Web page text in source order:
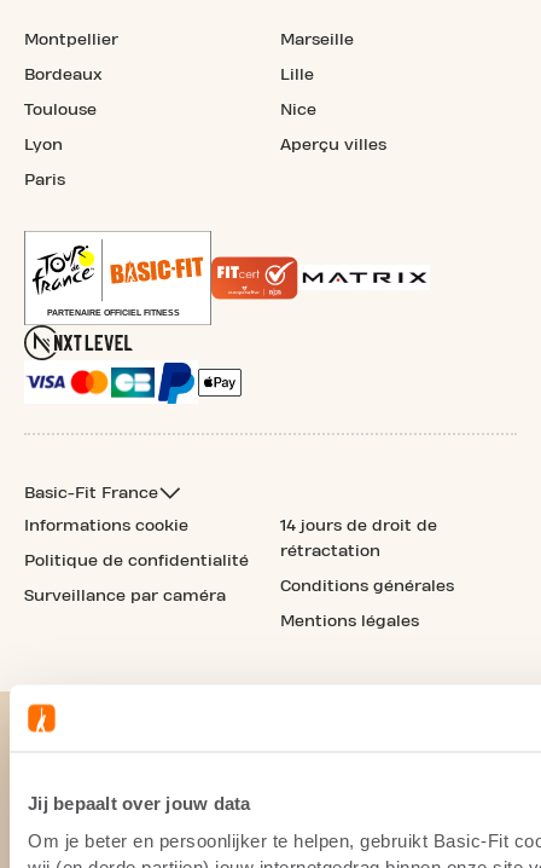
Jij bepaalt over jouw data
Om je beter en persoonlijker te helpen, gebruikt Basic-Fit
Montpellier
Bordeaux
Toulouse
Lyon
Paris
Marseille
Lille
Nice
Aperçu villes
Basic-Fit France
Informations cookie
Politique de confidentialité
Surveillance par caméra
14 jours de droit de
rétractation
Conditions générales
Mentions légales